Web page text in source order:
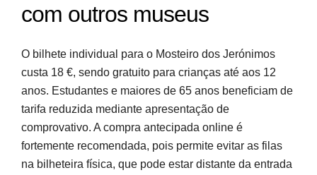
com outros museus
O bilhete individual para o Mosteiro dos Jerónimos
custa 18 €, sendo gratuito para crianças até aos 12
anos. Estudantes e maiores de 65 anos beneficiam de
tarifa reduzida mediante apresentação de
comprovativo. A compra antecipada online é
fortemente recomendada, pois permite evitar as filas
na bilheteira física, que pode estar distante da entrada